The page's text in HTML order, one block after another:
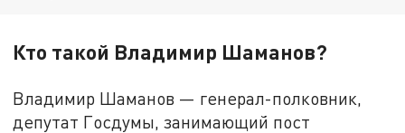
Кто такой Владимир Шаманов?
Владимир Шаманов — генерал-полковник,
депутат Госдумы, занимающий пост